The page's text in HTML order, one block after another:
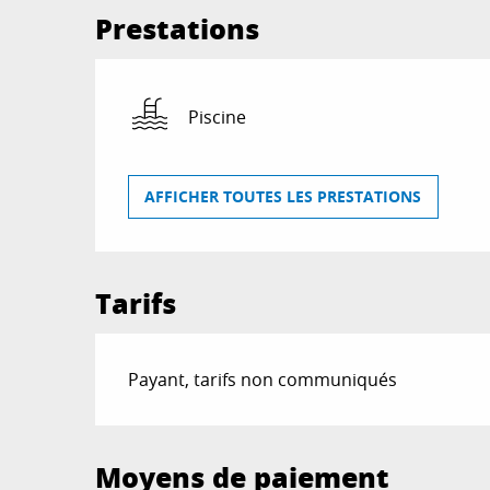
Prestations
Piscine
AFFICHER TOUTES LES PRESTATIONS
Tarifs
Payant, tarifs non communiqués
Moyens de paiement